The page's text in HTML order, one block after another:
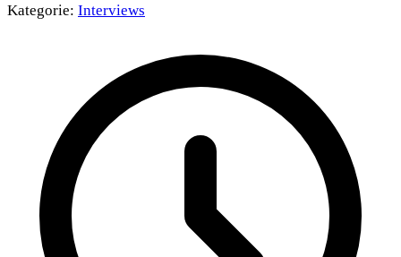
Kategorie: Interviews